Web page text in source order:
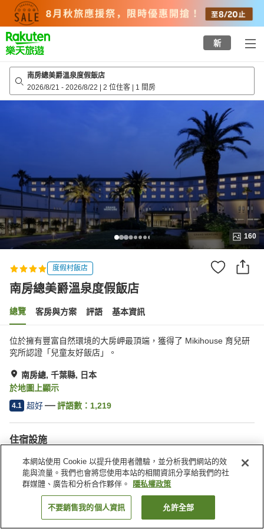
top
page
新
南房總美爵溫泉度假飯店
2026/8/21 - 2026/8/22 | 2 位住客 | 1 間房
160
度假村飯店
南房總美爵溫泉度假飯店
總覽 客房與方案 評語 基本資訊
位於擁有豐富自然環境的大房岬最頂端，獲得了 Mikihouse 育兒研
究所認證「兒童友好飯店」。
南房總, 千葉縣, 日本
於地圖上顯示
4.1 超好 評語數： 1,219
住宿設施
停車場
三溫暖
游泳池
餐廳
找客房
本網站使用 Cookie 以提升使用者體驗，並分析我們網站的效
能與流量。我們也會將您使用本站的相關資訊分享給我們的社
群媒體、廣告和分析合作夥伴。
隱私權政策
不要銷售我的個人資訊 允許全部